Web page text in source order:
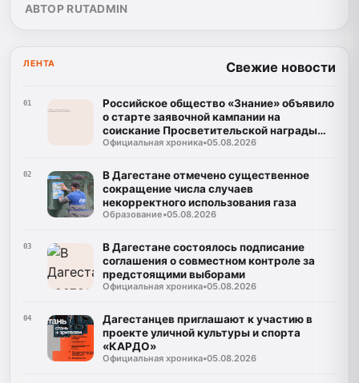
АВТОР RUTADMIN
ЛЕНТА Свежие новости
01
Российское общество «Знание» объявило
о старте заявочной кампании на
соискание Просветительской награды
«Знание. Премия-2026»
Официальная хроника•05.08.2026
02
В Дагестане отмечено существенное
сокращение числа случаев
некорректного использования газа
Образование•05.08.2026
03
В Дагестане состоялось подписание
соглашения о совместном контроле за
предстоящими выборами
Официальная хроника•05.08.2026
04
Дагестанцев приглашают к участию в
проекте уличной культуры и спорта
«КАРДО»
Официальная хроника•05.08.2026